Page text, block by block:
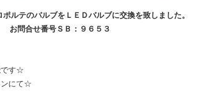
ルテのバルブをＬＥＤバルブに交換を致しました。
お問合せ番号ＳＢ：９６５３
です☆
ンにて☆